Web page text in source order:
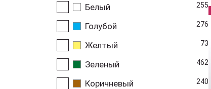
Белый 255
Голубой 276
Желтый 73
Зеленый 462
Коричневый 240